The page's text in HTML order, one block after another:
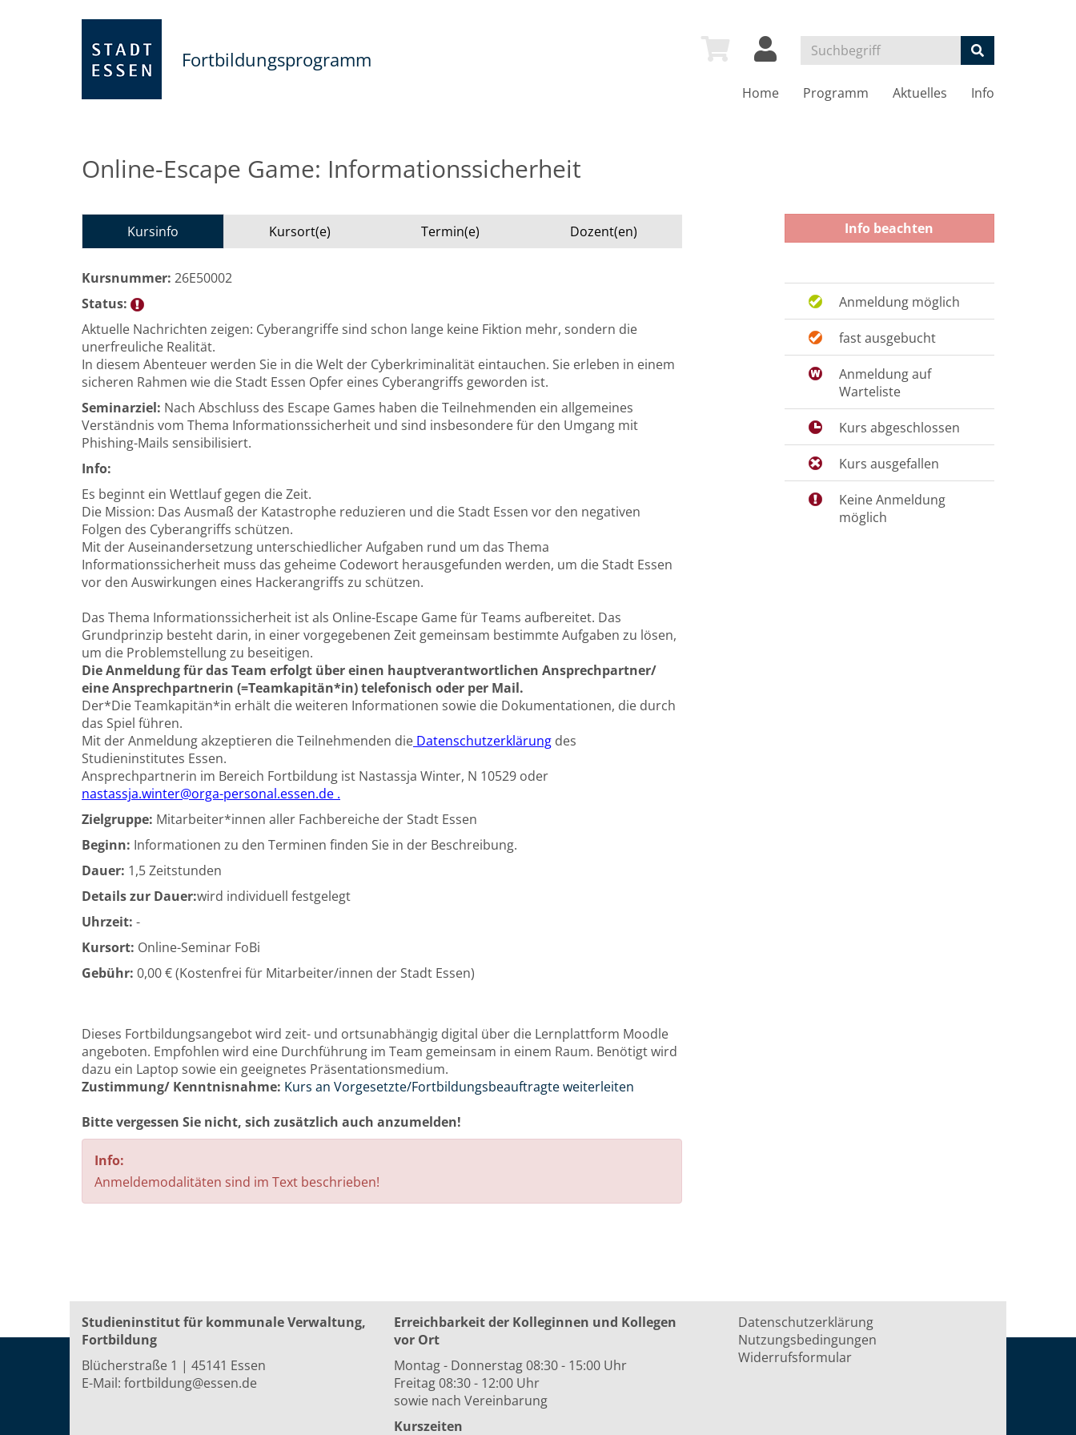
Fortbildungsprogramm
Home Programm Aktuelles Info
Online-Escape Game: Informationssicherheit
Kursinfo Kursort(e) Termin(e) Dozent(en)
Kursnummer: 26E50002
Status:
Aktuelle Nachrichten zeigen: Cyberangriffe sind schon lange keine Fiktion mehr, sondern die
unerfreuliche Realität.
In diesem Abenteuer werden Sie in die Welt der Cyberkriminalität eintauchen. Sie erleben in einem
sicheren Rahmen wie die Stadt Essen Opfer eines Cyberangriffs geworden ist.
Seminarziel: Nach Abschluss des Escape Games haben die Teilnehmenden ein allgemeines
Verständnis vom Thema Informationssicherheit und sind insbesondere für den Umgang mit
Phishing-Mails sensibilisiert.
Info:
Es beginnt ein Wettlauf gegen die Zeit.
Die Mission: Das Ausmaß der Katastrophe reduzieren und die Stadt Essen vor den negativen
Folgen des Cyberangriffs schützen.
Mit der Auseinandersetzung unterschiedlicher Aufgaben rund um das Thema
Informationssicherheit muss das geheime Codewort herausgefunden werden, um die Stadt Essen
vor den Auswirkungen eines Hackerangriffs zu schützen.
Das Thema Informationssicherheit ist als Online-Escape Game für Teams aufbereitet. Das
Grundprinzip besteht darin, in einer vorgegebenen Zeit gemeinsam bestimmte Aufgaben zu lösen,
um die Problemstellung zu beseitigen.
Die Anmeldung für das Team erfolgt über einen hauptverantwortlichen Ansprechpartner/
eine Ansprechpartnerin (=Teamkapitän*in) telefonisch oder per Mail.
Der*Die Teamkapitän*in erhält die weiteren Informationen sowie die Dokumentationen, die durch
das Spiel führen.
Mit der Anmeldung akzeptieren die Teilnehmenden die Datenschutzerklärung des
Studieninstitutes Essen.
Ansprechpartnerin im Bereich Fortbildung ist Nastassja Winter, N 10529 oder
nastassja.winter@orga-personal.essen.de .
Zielgruppe: Mitarbeiter*innen aller Fachbereiche der Stadt Essen
Beginn: Informationen zu den Terminen finden Sie in der Beschreibung.
Dauer: 1,5 Zeitstunden
Details zur Dauer:wird individuell festgelegt
Uhrzeit: -
Kursort: Online-Seminar FoBi
Gebühr: 0,00 € (Kostenfrei für Mitarbeiter/innen der Stadt Essen)
Dieses Fortbildungsangebot wird zeit- und ortsunabhängig digital über die Lernplattform Moodle
angeboten. Empfohlen wird eine Durchführung im Team gemeinsam in einem Raum. Benötigt wird
dazu ein Laptop sowie ein geeignetes Präsentationsmedium.
Zustimmung/ Kenntnisnahme: Kurs an Vorgesetzte/Fortbildungsbeauftragte weiterleiten
Bitte vergessen Sie nicht, sich zusätzlich auch anzumelden!
Info:
Anmeldemodalitäten sind im Text beschrieben!
Info beachten
Anmeldung möglich
fast ausgebucht
Anmeldung auf
Warteliste
Kurs abgeschlossen
Kurs ausgefallen
Keine Anmeldung
möglich
Studieninstitut für kommunale Verwaltung,
Fortbildung
Blücherstraße 1 | 45141 Essen
E-Mail: fortbildung@essen.de
Erreichbarkeit der Kolleginnen und Kollegen
vor Ort
Montag - Donnerstag 08:30 - 15:00 Uhr
Freitag 08:30 - 12:00 Uhr
sowie nach Vereinbarung
Kurszeiten
Datenschutzerklärung
Nutzungsbedingungen
Widerrufsformular